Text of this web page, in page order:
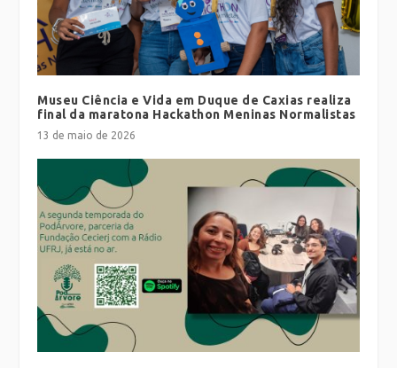
Museu Ciência e Vida em Duque de Caxias realiza
final da maratona Hackathon Meninas Normalistas
13 de maio de 2026